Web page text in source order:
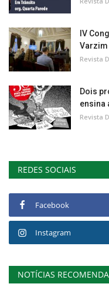
IV
Revista
Dois
ensina
Revista
REDES SOCIAIS
Facebook
Instagram
NOTÍCIAS